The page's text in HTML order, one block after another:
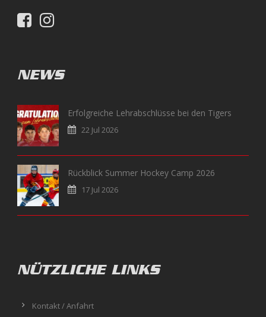
NEWS
Erfolgreiche Lehrabschlüsse bei den Tigers
22 Jul 2026
Rückblick Summer Hockey Camp 2026
17 Jul 2026
NÜTZLICHE LINKS
Kontakt / Anfahrt